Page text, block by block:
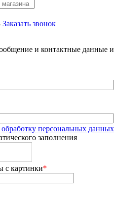
Заказать звонок
и контактные данные
обработку персональных
заполнения
с картинки*